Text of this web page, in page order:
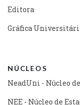
Editora
Gráfica
NÚCLEOS
NeadUni - Núcleo
NEE - Núcleo de